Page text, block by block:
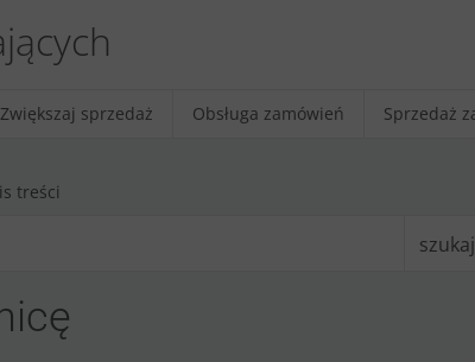
Zwiększaj sprzedaż Obsługa zamówień Sprzedaż
treści